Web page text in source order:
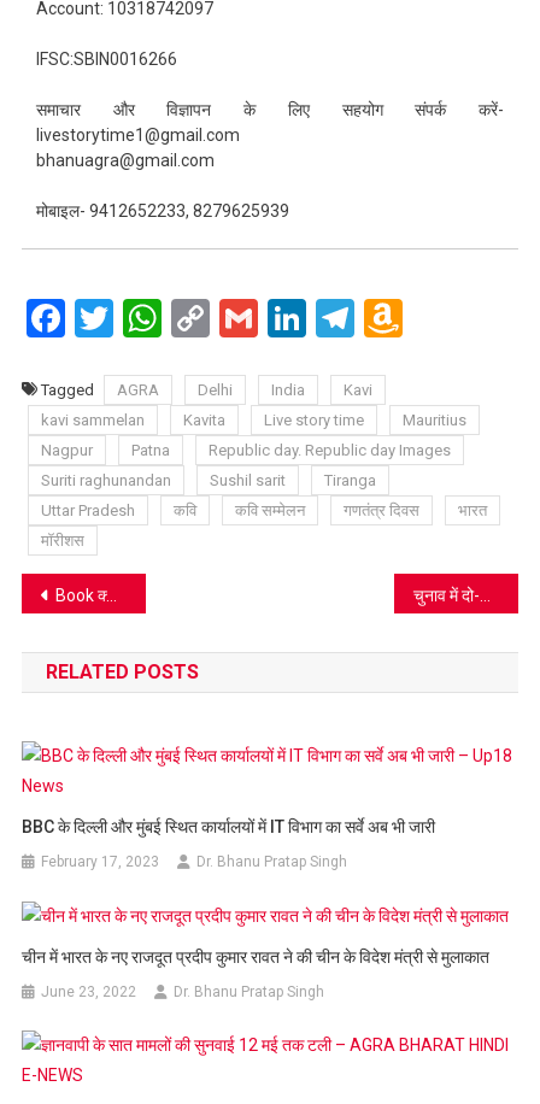
Account: 10318742097
IFSC:SBIN0016266
समाचार और विज्ञापन के लिए सहयोग संपर्क करें-
livestorytime1@gmail.com
bhanuagra@gmail.com
मोबाइल- 9412652233, 8279625939
Facebook
Twitter
WhatsApp
CopyGmailLinkedIn
Telegram
Amazon
List
Tagged AGRA Delhi India
Kavi
kavi sammelan
Kavita Live story time
Mauritius
Nagpur
Patna
Republic day. Republic day Images
Suriti raghunandan
Sushil sarit
Tiranga
Uttar Pradesh
कवि कवि सम्मेलन गणतंत्र दिवस
भारत
मॉरीशस
Post
navigation
Book क्या है फतेहपुर सीकरी का रहस्य
RELATED POSTS
BBC के दिल्ली और मुंबई स्थित कार्यालयों में IT विभाग का सर्वे अब भी जारी
February 17, 2023 Dr. Bhanu Pratap Singh
चीन में भारत के नए राजदूत प्रदीप कुमार रावत ने की चीन के विदेश मंत्री से मुलाकात
June 23, 2022 Dr. Bhanu Pratap Singh